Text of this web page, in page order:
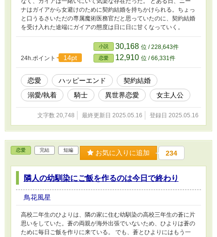
ナはガイアから女避けのために契約結婚を持ちかけられる。ちょっ
と口うるさいただの専属魔術医務官だと思っていたのに、契約結婚
を受け入れた途端にガイアの態度は日に日に甘くなっていく。
24h.ポイント 14pt
小説 30,168 位 / 228,643件
恋愛 12,910 位 / 66,331件
恋愛 ハッピーエンド
契約結婚
溺愛/執着
騎士 異世界恋愛 女主人公
文字数 20,748 最終更新日 2025.05.16 登録日 2025.05.16
恋愛 完結 短編 お気に入りに追加 234
隣人の幼馴染にご飯を作るのは今日で終わり
鳥花風星
高校二年生のひよりは、隣の家に住む幼馴染の高校三年生の蒼に片
思いをしていた。蒼の両親が海外出張でいないため、ひよりは蒼の
ために毎日ご飯を作りに来ている。 でも、蒼とひよりにはもう一